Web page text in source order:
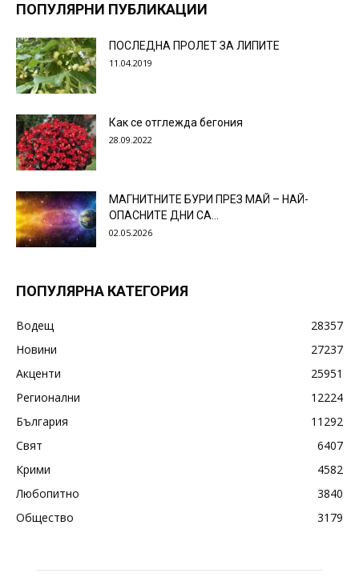
ПОПУЛЯРНИ ПУБЛИКАЦИИ
ПОСЛЕДНА ПРОЛЕТ ЗА ЛИПИТЕ
11.04.2019
Как се отглежда бегония
28.09.2022
МАГНИТНИТЕ БУРИ ПРЕЗ МАЙ – НАЙ-
ОПАСНИТЕ ДНИ СА…
02.05.2026
ПОПУЛЯРНА КАТЕГОРИЯ
Водещ
28357
Новини
27237
Акценти
25951
Регионални
12224
България
11292
Свят
6407
Крими
4582
Любопитно
3840
Общество
3179